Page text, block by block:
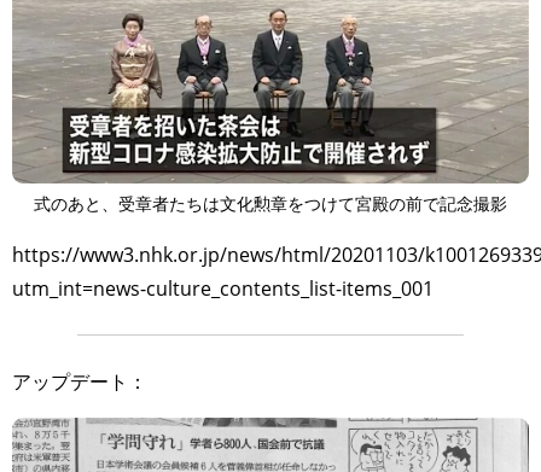
式のあと、受章者たちは文化勲章をつけて宮殿の前で記念撮影
https://www3.nhk.or.jp/news/html/20201103/
utm_int=news-culture_contents_list-items_001
アップデート：